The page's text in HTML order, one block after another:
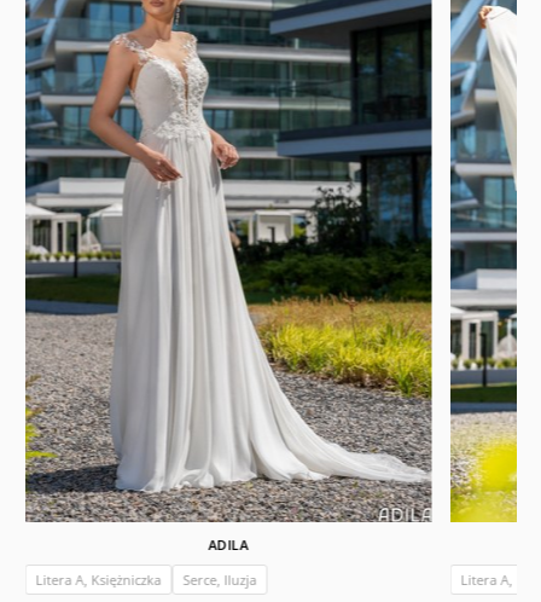
ADILA
Litera A, Księżniczka
Serce, Iluzja Litera A,